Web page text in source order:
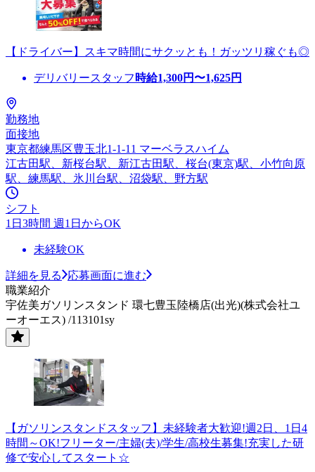
【ドライバー】スキマ時間にサクッとも！ガッツリ稼ぐも◎
デリバリースタッフ 時給1,300円〜1,625円
勤務地
面接地
東京都練馬区豊玉北1-1-11 マーベラスハイム
江古田駅、新桜台駅、新江古田駅、桜台(東京)駅、小竹向原
駅、練馬駅、氷川台駅、沼袋駅、野方駅
シフト
1日3時間 週1日からOK
未経験OK
詳細を見る
応募画面に進む
職業紹介
宇佐美ガソリンスタンド 環七豊玉陸橋店(出光)(株式会社ユ
ーオーエス) /113101sy
【ガソリンスタンドスタッフ】未経験者大歓迎!週2日、1日4
時間～OK!フリーター/主婦(夫)/学生/高校生募集!充実した研
修で安心してスタート☆